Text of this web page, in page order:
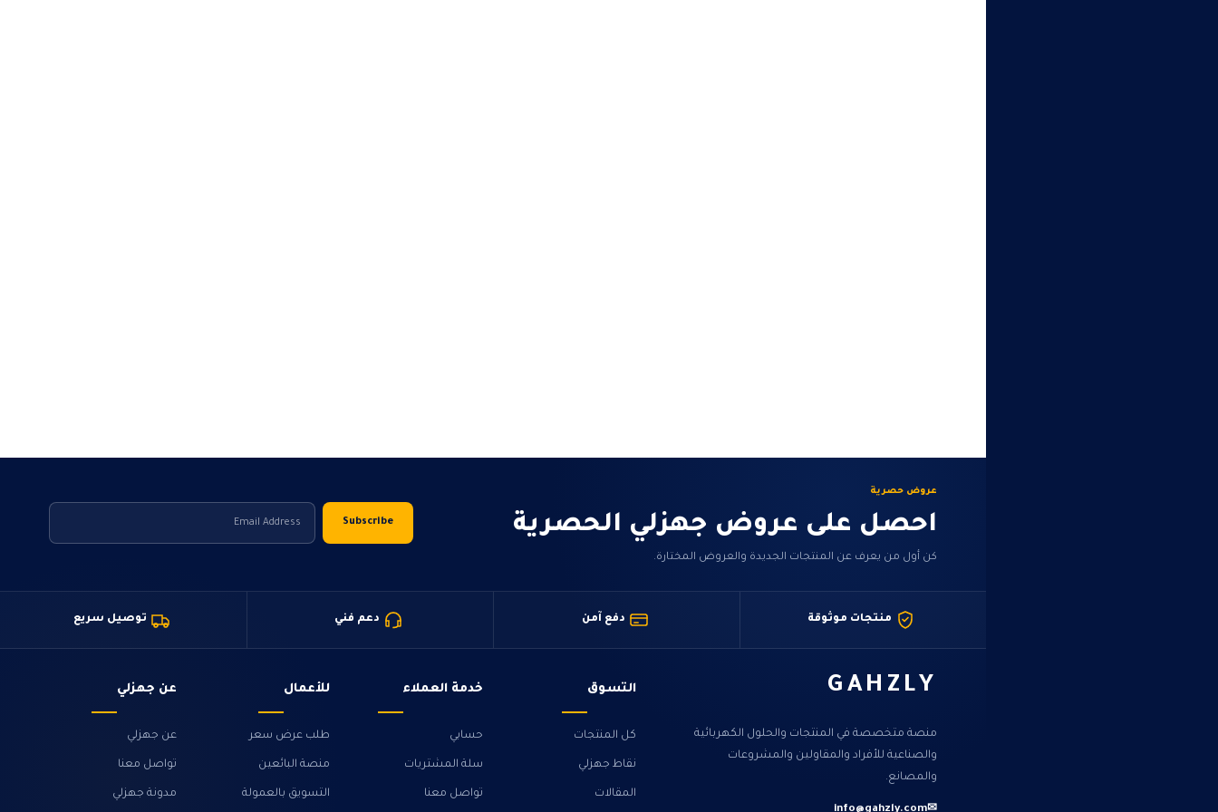
عروض حصرية
احصل على عروض جهزلي الحصرية
كن أول من يعرف عن المنتجات الجديدة والعروض المختارة.
منتجات موثوقة دفع آمن دعم فني توصيل سريع
GAHZLY
منصة متخصصة في المنتجات والحلول الكهربائية
والصناعية للأفراد والمقاولين والمشروعات
والمصانع.
التسوق
كل المنتجات
نقاط جهزلي
المقالات
خدمة العملاء
حسابي
سلة المشتريات
تواصل معنا
للأعمال
طلب عرض سعر
منصة البائعين
التسويق بالعمولة
عن جهزلي
عن جهزلي
تواصل معنا
مدونة جهزلي